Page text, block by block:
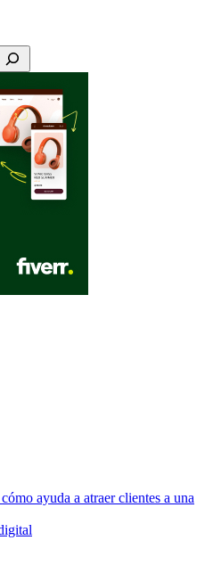
ayuda a atraer clientes a una